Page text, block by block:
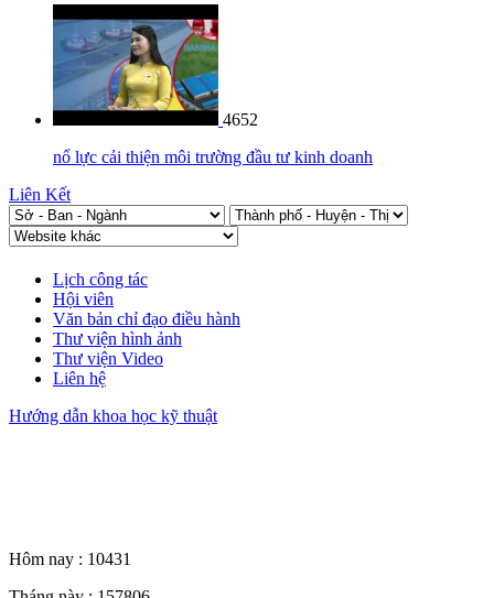
4652
nổ lực cải thiện môi trường đầu tư kinh doanh
Liên Kết
Lịch công tác
Hội viên
Văn bản chỉ đạo điều hành
Thư viện hình ảnh
Thư viện Video
Liên hệ
Hướng dẫn khoa học kỹ thuật
Hôm nay : 10431